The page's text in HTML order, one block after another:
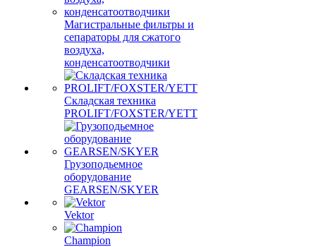
Магистральные фильтры и
сепараторы для сжатого
воздуха,
конденсатоотводчики
Складская техника
PROLIFT/FOXSTER/YETT
Грузоподьемное
оборудование
GEARSEN/SKYER
Vektor
Champion